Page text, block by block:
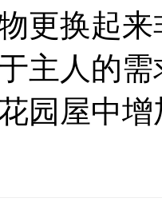
更换起
主人的
园屋中